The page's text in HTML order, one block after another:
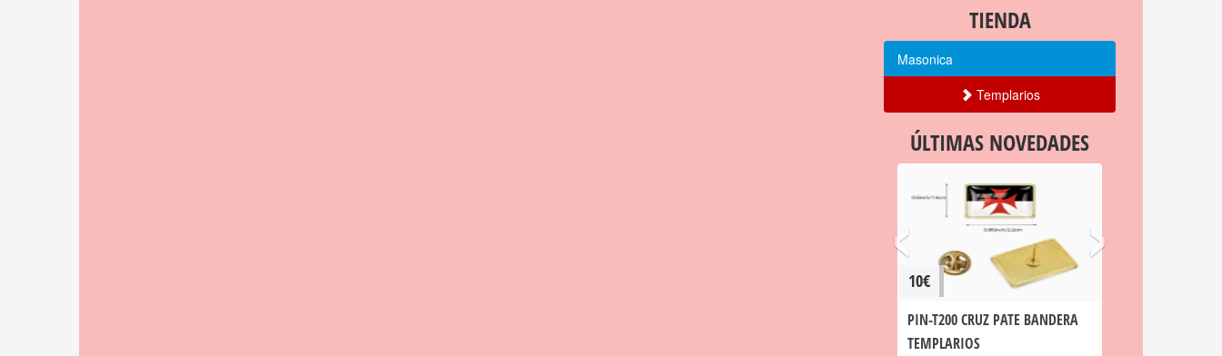
TIENDA
Masonica
Templarios
ÚLTIMAS NOVEDADES
10€
PIN-T200 CRUZ PATE BANDERA
TEMPLARIOS
‹ ›